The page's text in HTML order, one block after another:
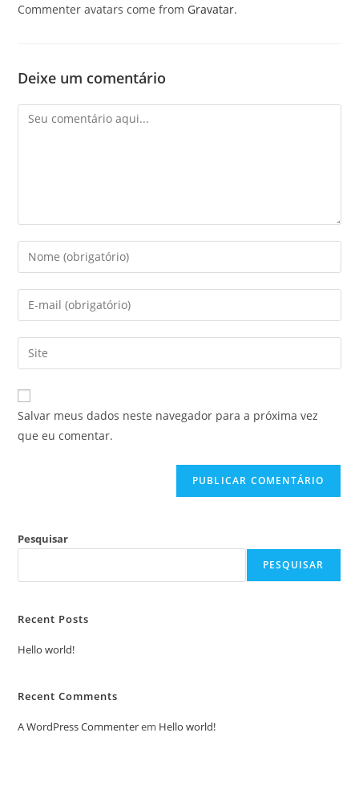
Commenter avatars come from Gravatar.
Deixe um comentário
Salvar meus dados neste navegador para a próxima vez
que eu comentar.
Pesquisar
PESQUISAR
Recent Posts
Hello world!
Recent Comments
A WordPress Commenterem Hello world!